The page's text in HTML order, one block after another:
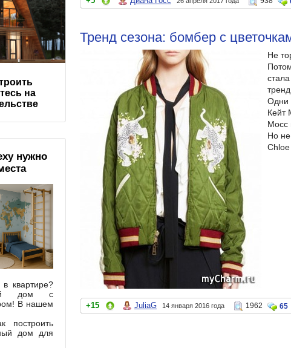
Тренд сезона: бомбер с
Не
Одни
Кейт
Мосс
Но
+15 JuliaG 14 января 2016 года 1962 65
на
нужно
квартире?
дом с
В нашем
построить
дом для